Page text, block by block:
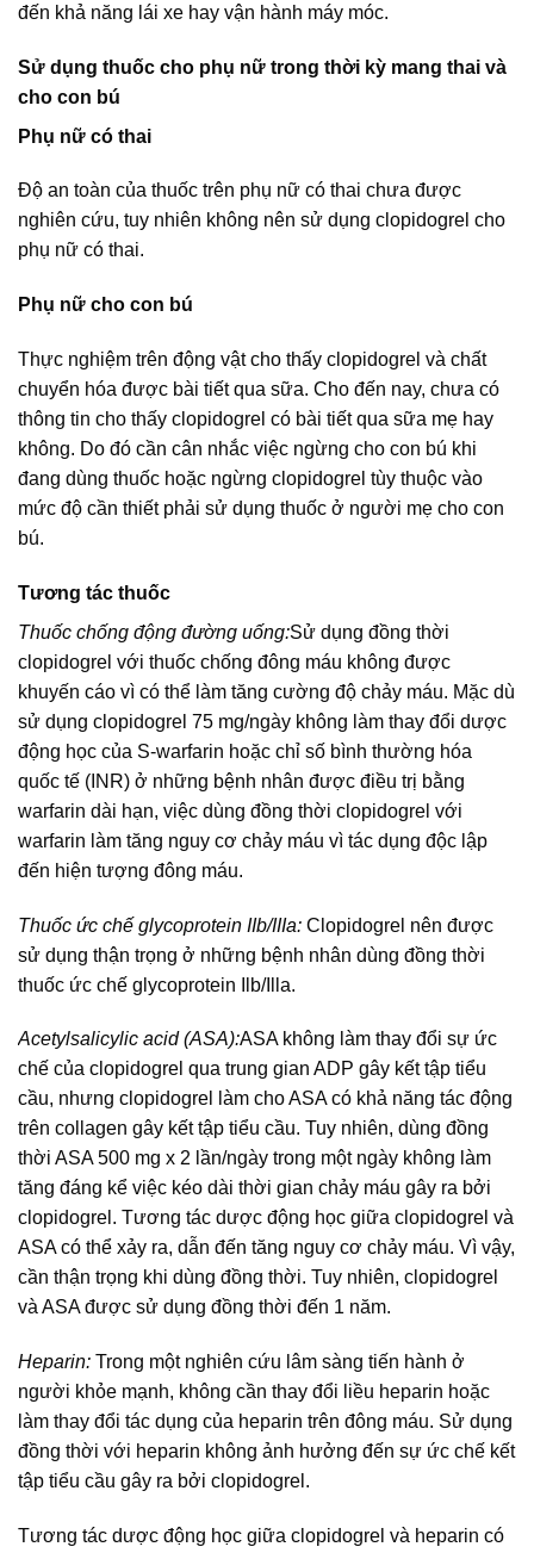
đến khả năng lái xe hay vận hành máy móc.
Sử dụng thuốc cho phụ nữ trong thời kỳ mang thai và
cho con bú
Phụ nữ có thai
Độ an toàn của thuốc trên phụ nữ có thai chưa được
nghiên cứu, tuy nhiên không nên sử dụng clopidogrel cho
phụ nữ có thai.
Phụ nữ cho con bú
Thực nghiệm trên động vật cho thấy clopidogrel và chất
chuyển hóa được bài tiết qua sữa. Cho đến nay, chưa có
thông tin cho thấy clopidogrel có bài tiết qua sữa mẹ hay
không. Do đó cần cân nhắc việc ngừng cho con bú khi
đang dùng thuốc hoặc ngừng clopidogrel tùy thuộc vào
mức độ cần thiết phải sử dụng thuốc ở người mẹ cho con
bú.
Tương tác thuốc
Thuốc chống động đường uống:Sử dụng đồng thời
clopidogrel với thuốc chống đông máu không được
khuyến cáo vì có thể làm tăng cường độ chảy máu. Mặc dù
sử dụng clopidogrel 75 mg/ngày không làm thay đổi dược
động học của S-warfarin hoặc chỉ số bình thường hóa
quốc tế (INR) ở những bệnh nhân được điều trị bằng
warfarin dài hạn, việc dùng đồng thời clopidogrel với
warfarin làm tăng nguy cơ chảy máu vì tác dụng độc lập
đến hiện tượng đông máu.
Thuốc ức chế glycoprotein IIb/IIIa: Clopidogrel nên được
sử dụng thận trọng ở những bệnh nhân dùng đồng thời
thuốc ức chế glycoprotein Ilb/Illa.
Acetylsalicylic acid (ASA):ASA không làm thay đổi sự ức
chế của clopidogrel qua trung gian ADP gây kết tập tiểu
cầu, nhưng clopidogrel làm cho ASA có khả năng tác động
trên collagen gây kết tập tiểu cầu. Tuy nhiên, dùng đồng
thời ASA 500 mg x 2 lần/ngày trong một ngày không làm
tăng đáng kể việc kéo dài thời gian chảy máu gây ra bởi
clopidogrel. Tương tác dược động học giữa clopidogrel và
ASA có thể xảy ra, dẫn đến tăng nguy cơ chảy máu. Vì vậy,
cần thận trọng khi dùng đồng thời. Tuy nhiên, clopidogrel
và ASA được sử dụng đồng thời đến 1 năm.
Heparin: Trong một nghiên cứu lâm sàng tiến hành ở
người khỏe mạnh, không cần thay đổi liều heparin hoặc
làm thay đổi tác dụng của heparin trên đông máu. Sử dụng
đồng thời với heparin không ảnh hưởng đến sự ức chế kết
tập tiểu cầu gây ra bởi clopidogrel.
Tương tác dược động học giữa clopidogrel và heparin có